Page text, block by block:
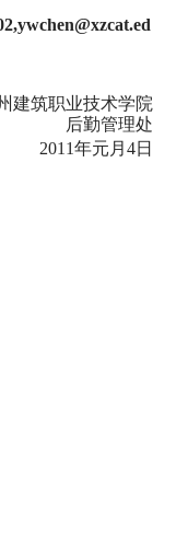
ywchen@xzcat.ed
建筑职业技术学院
后勤管理处
2011年元月 4日